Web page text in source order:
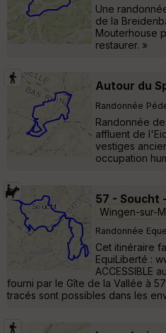
Une
de la
Mouterhouse
restaurer. »
Autour du
Randonnée
Randonnée
affluent de
vestiges
occupation
57 - Soucht
Wingen-sur-
Randonnée
Cet itinéraire
EquiLiberté :
ACCESSIBLE
fourni par le Gîte de la Vallée à
tracés sont possibles dans les